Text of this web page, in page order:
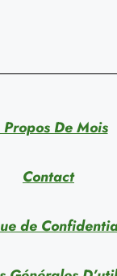
De Mois
Contact
de